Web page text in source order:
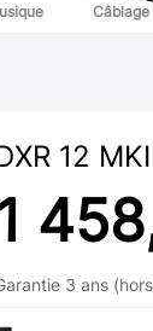
Câblage
12
3 ans